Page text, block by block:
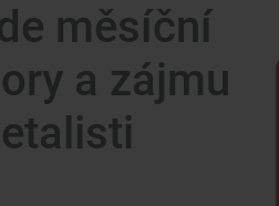
měsíční
a zájmu